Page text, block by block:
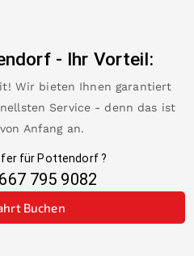
- Ihr Vorteil:
Wir bieten Ihnen garantiert
Service - denn das ist
Anfang an.
für Pottendorf?
795 9082
Buchen